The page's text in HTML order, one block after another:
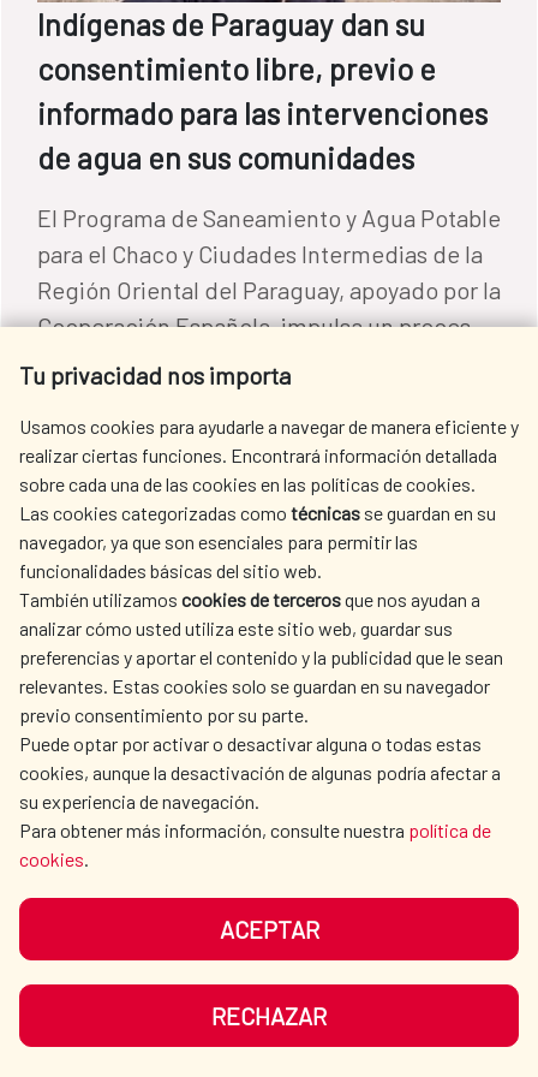
Indígenas de Paraguay dan su
consentimiento libre, previo e
informado para las intervenciones
de agua en sus comunidades
El Programa de Saneamiento y Agua Potable
para el Chaco y Ciudades Intermedias de la
Región Oriental del Paraguay, apoyado por la
Cooperación Española, impulsa un proceso
de consulta previa en concordancia con el
Convenio 169 de la OIT que beneficia a casi
30.000 personas.
Agua y saneamiento
Paraguay
READ MORE
El agua y la higiene, aliados
fundamentales en la lucha contra
el coronavirus en el mundo
El lavado de manos, tarea difícil para 1 de
Tu privacidad nos importa
Usamos cookies para ayudarle a navegar de manera eficiente y
realizar ciertas funciones. Encontrará información detallada
sobre cada una de las cookies en las políticas de cookies.
Las cookies categorizadas como técnicas se guardan en su
navegador, ya que son esenciales para permitir las
funcionalidades básicas del sitio web.
También utilizamos cookies de tercerosque nos ayudan a
analizar cómo usted utiliza este sitio web, guardar sus
preferencias y aportar el contenido y la publicidad que le sean
relevantes. Estas cookies solo se guardan en su navegador
previo consentimiento por su parte.
Puede optar por activar o desactivar alguna o todas estas
cookies, aunque la desactivación de algunas podría afectar a
su experiencia de navegación.
Para obtener más información, consulte nuestra política de
cookies.
ACEPTAR
RECHAZAR